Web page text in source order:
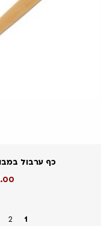
כף ערבול במבוק
1
2